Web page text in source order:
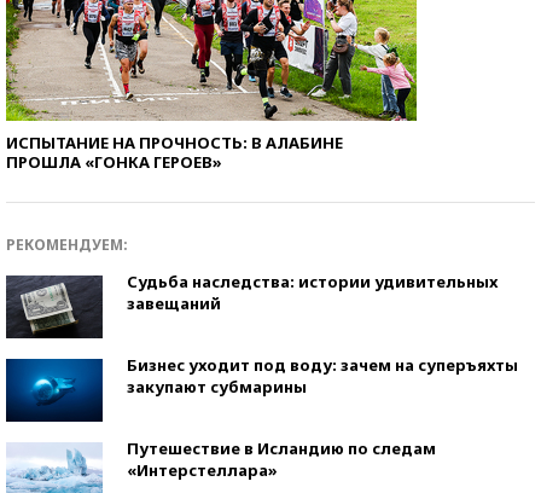
ИСПЫТАНИЕ НА ПРОЧНОСТЬ: В АЛАБИНЕ
ПРОШЛА «ГОНКА ГЕРОЕВ»
РЕКОМЕНДУЕМ:
Судьба наследства: истории удивительных
завещаний
Бизнес уходит под воду: зачем на суперъяхты
закупают субмарины
Путешествие в Исландию по следам
«Интерстеллара»